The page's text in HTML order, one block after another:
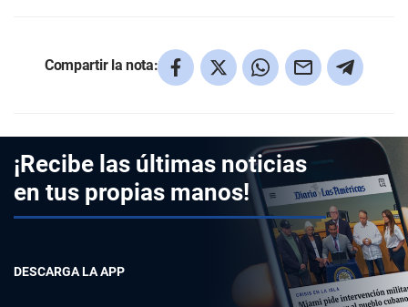
Compartir la nota:
¡Recibe las últimas noticias
en tus propias manos!
DESCARGA LA APP